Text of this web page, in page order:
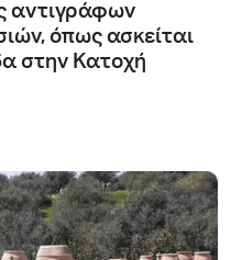
αντιγράφων
όπως ασκείται
στην Κατοχή